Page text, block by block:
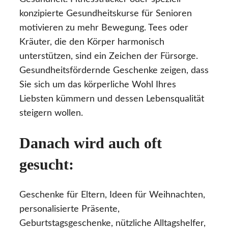
konzipierte Gesundheitskurse für Senioren
motivieren zu mehr Bewegung. Tees oder
Kräuter, die den Körper harmonisch
unterstützen, sind ein Zeichen der Fürsorge.
Gesundheitsfördernde Geschenke zeigen, dass
Sie sich um das körperliche Wohl Ihres
Liebsten kümmern und dessen Lebensqualität
steigern wollen.
Danach wird auch oft
gesucht:
Geschenke für Eltern, Ideen für Weihnachten,
personalisierte Präsente,
Geburtstagsgeschenke, nützliche Alltagshelfer,